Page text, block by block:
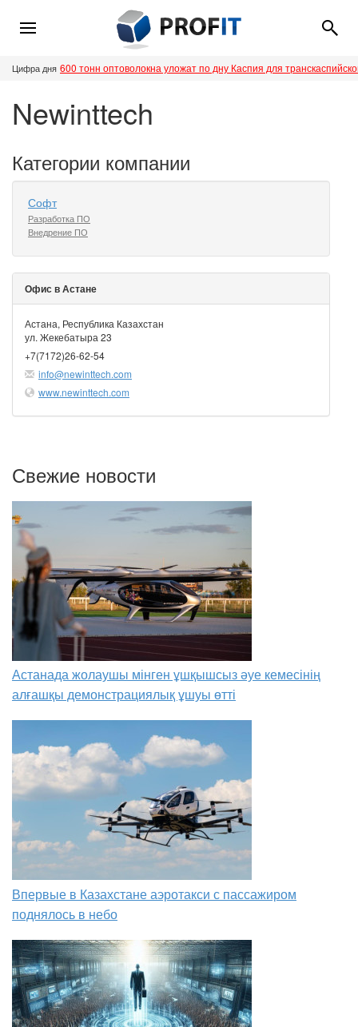
Цифра дня 600 тонн оптоволокна уложат по дну Каспия для
Newinttech
Категории компании
Софт
Разработка ПО
Внедрение ПО
Офис в Астане
Астана, Республика Казахстан
ул. Жекебатыра 23
+7(7172)26-62-54
info@newinttech.com
www.newinttech.com
Свежие новости
Астанада жолаушы мінген ұшқышсыз әуе кемесінің
алғашқы демонстрациялық ұшуы өтті
Впервые в Казахстане аэротакси с пассажиром
поднялось в небо